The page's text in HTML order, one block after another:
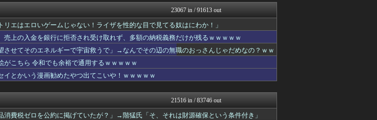
将来のビジョンに言及
バスケまとめ・COM
がエグすぎる
乃木坂46まとめ 乃木りん...
の人達のおかげで今のワイらが存在する...
ラビット速報
ット民ざわつくｗｗｗｗｗ 【Pick...
アルファルファモザイク＠ネ...
。ブチギレた夫とウトが殴り合いになり...
かぞくちゃんねる
ーブ」、やっぱダメそう・・・・・
スマブラ屋さん | スマブ...
す」ワイ「ええやん、何時や？」NP...
てしまう・・・
VIPPER速報
ｗｗｗｗｗｗｗｗｗｗｗｗｗｗｗｗｗｗ...
中国産。ネトウヨは手でうんこ拭く時...
にゅーすアルー！
額モデルに依頼したら○○○が凄すぎた...
ポッカキット
到 米マイクロンが１兆５０００億円を...
おーるじゃんる
23067 in / 91613 out
リエはエロいゲームじゃない！ライザを性的な目で見てる奴はにわか！」
売上の入金を銀行に拒否され受け取れず、多額の納税義務だけが残るｗｗｗｗｗ
させてそのエネルギーで宇宙救うで」→なんでその辺の無職のおっさんじゃだめなの？ｗｗ
がこちら 令和でも余裕で通用するｗｗｗｗｗ
イとかいう漫画勧めたやつ出てこいや！ｗｗｗｗｗ
21516 in / 83746 out
消費税ゼロを公約に掲げていたが？」→階猛氏「そ、それは財源確保という条件付き」